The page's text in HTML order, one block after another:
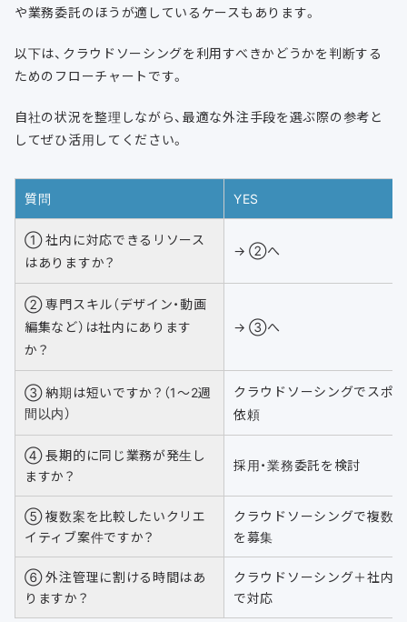
や業務委託のほうが適しているケースもあります。
以下は、クラウドソーシングを利用すべきかどうかを判断する
ためのフローチャートです。
自社の状況を整理しながら、最適な外注手段を選ぶ際の参考と
してぜひ活用してください。
質問 YES
① 社内に対応できるリソース
はありますか？
→ ②へ
② 専門スキル（デザイン・動画
編集など）は社内にあります
か？
→ ③へ
③ 納期は短いですか？（1〜2週
間以内）
クラウドソーシングでスポ
依頼
④ 長期的に同じ業務が発生し
ますか？
採用・業務委託を検討
⑤ 複数案を比較したいクリエ
イティブ案件ですか？
クラウドソーシングで複数
を募集
⑥ 外注管理に割ける時間はあ
りますか？
クラウドソーシング＋社内
で対応